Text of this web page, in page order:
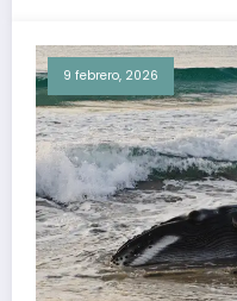
9 febrero, 2026